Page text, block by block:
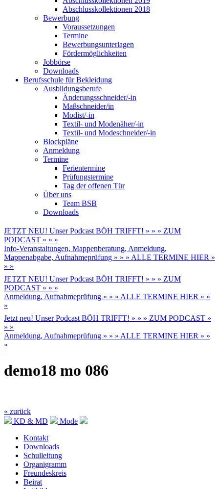
Abschlusskollektionen 2018
Bewerbung
Voraussetzungen
Termine
Bewerbungsunterlagen
Fördermöglichkeiten
Jobbörse
Downloads
Berufsschule für Bekleidung
Ausbildungsberufe
Änderungsschneider/-in
Maßschneider/in
Modist/-in
Textil- und Modenäher/-in
Textil- und Modeschneider/-in
Blockpläne
Anmeldung
Termine
Ferientermine
Prüfungstermine
Tag der offenen Tür
Über uns
Team BSB
Downloads
JETZT NEU! Unser Podcast BÖH TRIFFT! » » » ZUM
PODCAST » » »
Info-Veranstaltungen, Mappenberatung, Anmeldung,
Mappenabgabe, Aufnahmeprüfung » » » ALLE TERMINE HIER »
» »
JETZT NEU! Unser Podcast BÖH TRIFFT! » » » ZUM
PODCAST » » »
Anmeldung, Aufnahmeprüfung » » » ALLE TERMINE HIER » »
»
Jetzt neu! Unser Podcast BÖH TRIFFT! » » » ZUM PODCAST »
» »
Anmeldung, Aufnahmeprüfung » » » ALLE TERMINE HIER » »
»
demo18 mo 086
« zurück
KD & MD
Mode
Kontakt
Downloads
Schulleitung
Organigramm
Freundeskreis
Beirat